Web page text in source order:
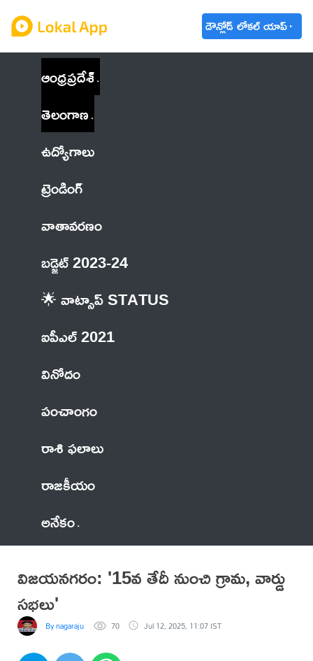
డౌన్లోడ్ లోకల్ యాప్
ఆంధ్రప్రదేశ్
తెలంగాణ
ఉద్యోగాలు
ట్రెండింగ్
వాతావరణం
బడ్జెట్ 2023-24
🌟 వాట్సాప్ STATUS
ఐపీఎల్ 2021
వినోదం
పంచాంగం
రాశి ఫలాలు
రాజకీయం
అనేకం
విజయనగరం: '15వ తేదీ నుంచి గ్రామ, వార్డు
సభలు'
By nagaraju 70 Jul 12, 2025, 11:07 IST